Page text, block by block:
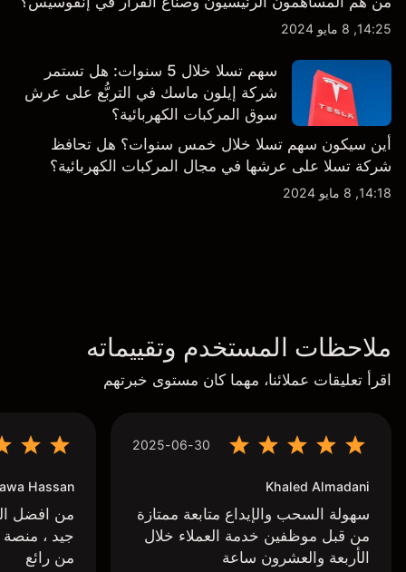
14:25, 8 مايو 2024
سهم تسلا خلال 5 سنوات: هل تستمر
شركة إيلون ماسك في التربُّع على عرش
سوق المركبات الكهربائية؟
أين سيكون سهم تسلا خلال خمس سنوات؟ هل تحافظ
شركة تسلا على عرشها في مجال المركبات الكهربائية؟
14:18, 8 مايو 2024
ملاحظات المستخدم وتقييماته
اقرأ تعليقات عملائنا، مهما كان مستوى خبرتهم
2025-06-30
Khaled Almadani
سهولة السحب والإيداع متابعة ممتازة
من قبل موظفين خدمة العملاء خلال
الأربعة والعشرون ساعة
Hassan
من افضل
جيد ،
من رائع